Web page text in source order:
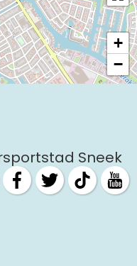
+
−
Sneek